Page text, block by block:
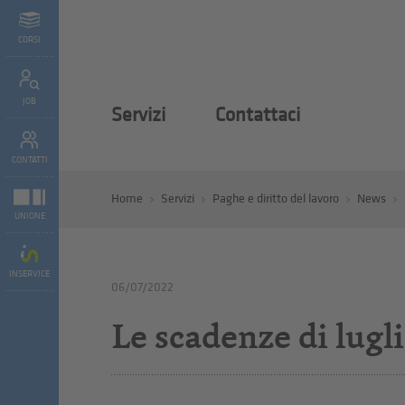
CORSI
JOB
CONTATTI
UNIONE
INSERVICE
Servizi Contattaci
Home Servizi Paghe e diritto del lavoro News
06/07/2022
Le scadenze di